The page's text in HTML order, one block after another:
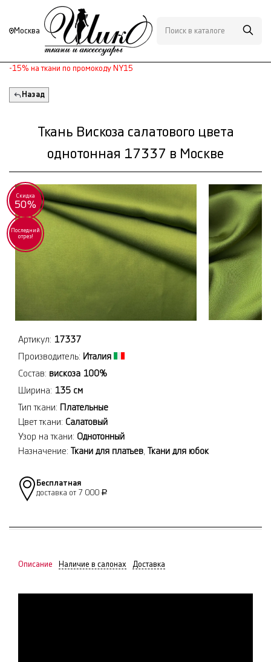
Москва
-15% на ткани по промокоду NY15
Назад
Ткань Вискоза салатового цвета
однотонная 17337 в Москве
Скидка
50%
Последний
отрез!
Артикул: 17337
Производитель: Италия
Состав: вискоза 100%
Ширина: 135 см
Тип ткани: Плательные
Цвет ткани: Салатовый
Узор на ткани: Однотонный
Назначение: Ткани для платьев Ткани для юбок
Бесплатная
доставка от 7 000 Р
Описание Наличие в салонах Доставка